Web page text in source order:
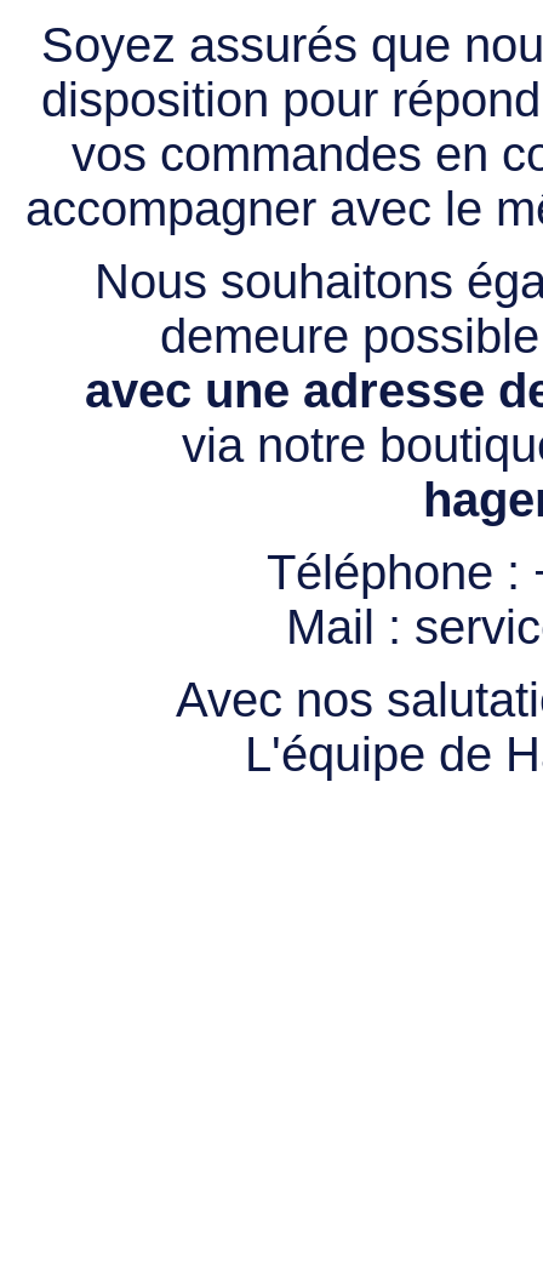
Soyez assurés que
disposition pour
vos commandes en
accompagner avec le
Nous souhaitons
demeure
avec une adresse
via notre
Téléphone :
Mail :
Avec nos
L'équipe de